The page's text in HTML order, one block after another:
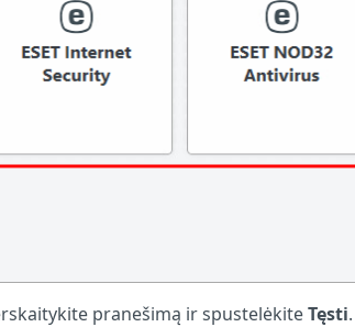
pranešimą ir spustelėkiteTęsti.